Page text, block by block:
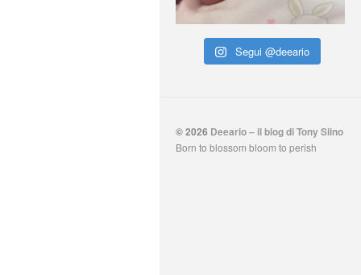
Segui @deeario
© 2026 Deeario – il blog di Tony Siino
Born to blossom bloom to perish